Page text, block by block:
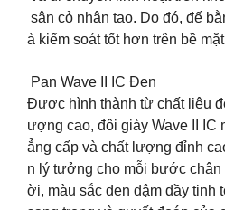
sân cỏ nhân tạo. Do đó, đế
à kiểm soát tốt hơn trên bề
️ Pan Wave II IC Đen ️
Được hình thành từ chất liệu
ượng cao, đôi giày Wave II IC
ẳng cấp và chất lượng đỉnh
n lý tưởng cho mỗi bước chân
ời, màu sắc đen đậm đầy tinh